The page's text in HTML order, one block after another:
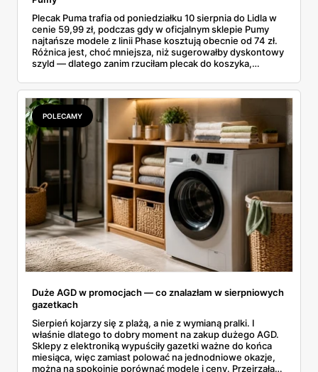
Plecak Puma trafia od poniedziałku 10 sierpnia do Lidla w
cenie 59,99 zł, podczas gdy w oficjalnym sklepie Pumy
najtańsze modele z linii Phase kosztują obecnie od 74 zł.
Różnica jest, choć mniejsza, niż sugerowałby dyskontowy
szyld — dlatego zanim rzuciłam plecak do koszyka,
rozpiska: co dokładnie sprzedaje Lidl, ile kosztują
odpowiedniki u producenta i komu ten zakup naprawdę
się opłaci.
POLECAMY
Duże AGD w promocjach — co znalazłam w sierpniowych
gazetkach
Sierpień kojarzy się z plażą, a nie z wymianą pralki. I
właśnie dlatego to dobry moment na zakup dużego AGD.
Sklepy z elektroniką wypuściły gazetki ważne do końca
miesiąca, więc zamiast polować na jednodniowe okazje,
można na spokojnie porównać modele i ceny. Przejrzałam